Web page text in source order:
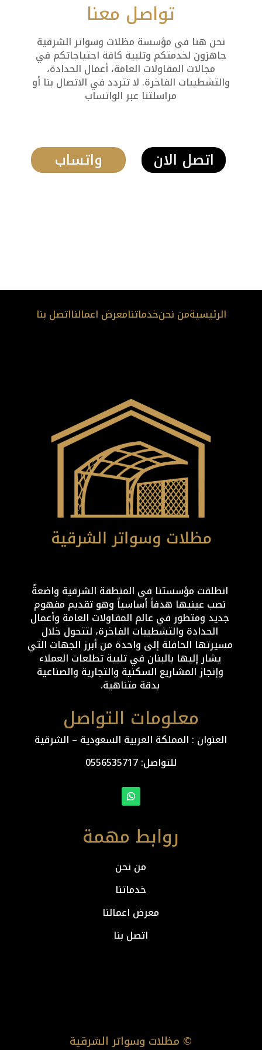
تواصل معنا
نحن هنا في مؤسسة مظلات وسواتر الشرقية
جاهزون لخدمتكم وتلبية كافة احتياجاتكم في
مجالات المقاولات العامة، أعمال الحدادة،
والتشطيبات الفاخرة. لا تتردد في الاتصال بنا أو
مراسلتنا عبر الواتساب
واتساب اتصل الان
الرئيسيةمن نحنخدماتنامعرض اعمالنااتصل بنا
انطلقت مؤسستنا في المنطقة الشرقية واضعةً
نصب عينيها هدفاً أساسياً وهو تقديم مفهوم
جديد ومتطور في عالم المقاولات العامة وأعمال
الحدادة والتشطيبات الفاخرة، لتتحول خلال
مسيرتها الحافلة إلى واحدة من أبرز الجهات التي
يشار إليها بالبنان في تلبية تطلعات العملاء
وإنجاز المشاريع السكنية والتجارية والصناعية
بدقة متناهية.
معلومات التواصل
العنوان : المملكة العربية السعودية – الشرقية
للتواصل: ⁦0556535717
روابط مهمة
من نحن
خدماتنا
معرض اعمالنا
اتصل بنا
© مظلات وسواتر الشرقية